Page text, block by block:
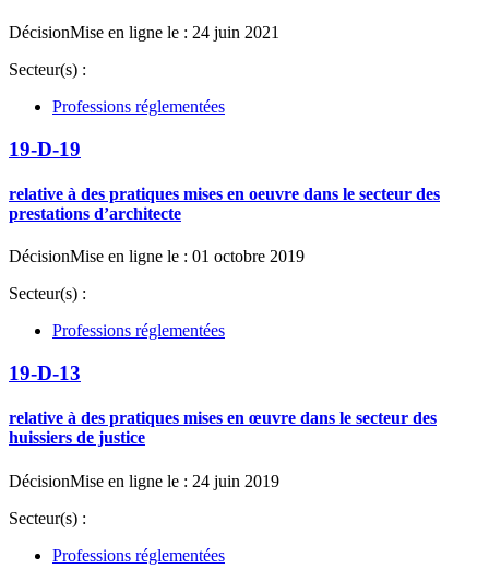
DécisionMise en ligne le : 24 juin 2021
Secteur(s) :
Professions réglementées
19-D-19
relative à des pratiques mises en oeuvre dans le secteur des
prestations d’architecte
DécisionMise en ligne le : 01 octobre 2019
Secteur(s) :
Professions réglementées
19-D-13
relative à des pratiques mises en œuvre dans le secteur des
huissiers de justice
DécisionMise en ligne le : 24 juin 2019
Secteur(s) :
Professions réglementées